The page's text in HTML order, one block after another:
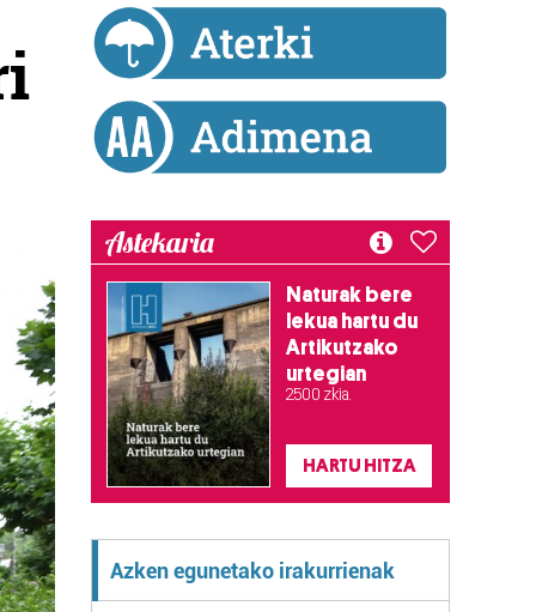
Astekaria
Naturak bere
lekua hartu du
Artikutzako
urtegian
2.500 zkia.
HARTU HITZA
Azken egunetako irakurrienak